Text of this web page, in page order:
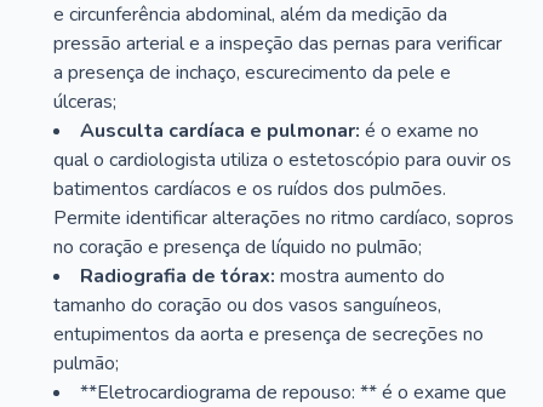
e circunferência abdominal, além da medição da
pressão arterial e a inspeção das pernas para verificar
a presença de inchaço, escurecimento da pele e
úlceras;
Ausculta cardíaca e pulmonar: é o exame no
qual o cardiologista utiliza o estetoscópio para ouvir os
batimentos cardíacos e os ruídos dos pulmões.
Permite identificar alterações no ritmo cardíaco, sopros
no coração e presença de líquido no pulmão;
Radiografia de tórax: mostra aumento do
tamanho do coração ou dos vasos sanguíneos,
entupimentos da aorta e presença de secreções no
pulmão;
**Eletrocardiograma de repouso: ** é o exame que